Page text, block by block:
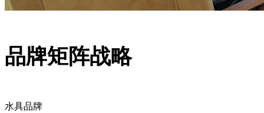
品牌矩阵战略
水具品牌